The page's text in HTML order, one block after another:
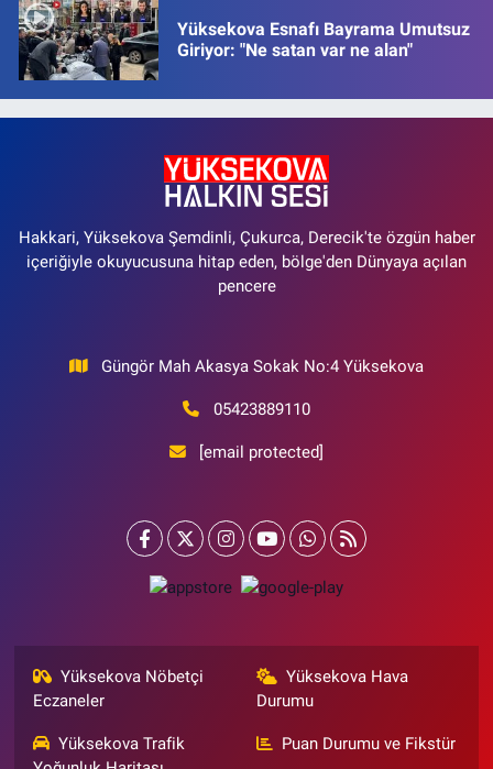
Yüksekova Esnafı Bayrama Umutsuz
Giriyor: "Ne satan var ne alan"
Hakkari, Yüksekova Şemdinli, Çukurca, Derecik'te özgün haber
içeriğiyle okuyucusuna hitap eden, bölge'den Dünyaya açılan
pencere
Güngör Mah Akasya Sokak No:4 Yüksekova
05423889110
[email protected]
Yüksekova Nöbetçi
Eczaneler
Yüksekova Hava
Durumu
Yüksekova Trafik
Puan Durumu ve Fikstür